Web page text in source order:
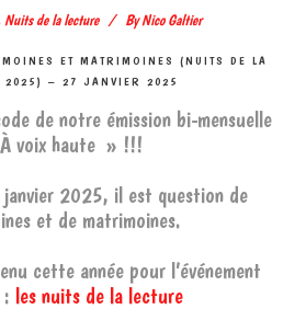
Nuits de la lecture By Nico Galtier
ET MATRIMOINES (NUITS DE LA
2025) – 27 JANVIER 2025
de notre émission bi-mensuelle
voix haute » !!!
janvier 2025, il est question de
et de matrimoines.
cette année pour l’événement
les nuits de la lecture